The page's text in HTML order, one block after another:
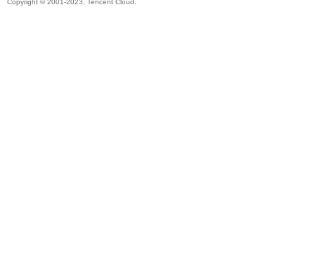
Copyright © 2001-2023, Tencent Cloud.